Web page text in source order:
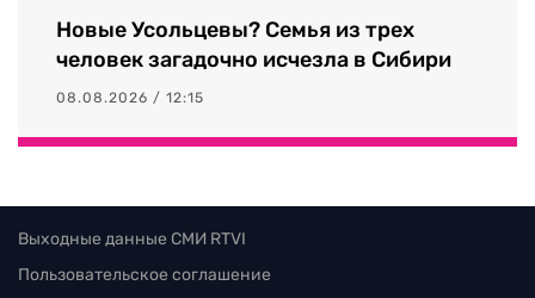
Новые Усольцевы? Семья из трех
человек загадочно исчезла в Сибири
08.08.2026 / 12:15
Выходные данные СМИ RTVI
Пользовательское соглашение